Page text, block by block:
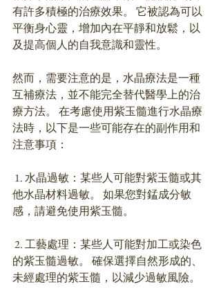
有許多積極的治療效果。 它被認為可以
平衡身心靈，增加內在平靜和放鬆，以
及提高個人的自我意識和靈性。
然而，需要注意的是，水晶療法是一種
互補療法，並不能完全替代醫學上的治
療方法。 在考慮使用紫玉髓進行水晶療
法時，以下是一些可能存在的副作用和
注意事項：
他水晶材料過敏。 如果您對錳成分敏
感，請避免使用紫玉髓。
的紫玉髓過敏。 確保選擇自然形成的、
未經處理的紫玉髓，以減少過敏風險。